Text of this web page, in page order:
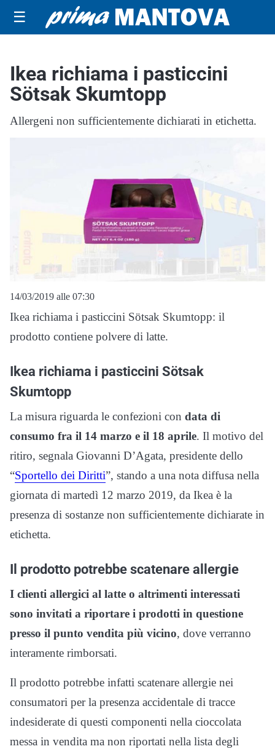
☰
Ikea richiama i pasticcini
Sötsak Skumtopp
Allergeni non sufficientemente dichiarati in etichetta.
14/03/2019 alle 07:30
Ikea richiama i pasticcini Sötsak Skumtopp: il
prodotto contiene polvere di latte.
Ikea richiama i pasticcini Sötsak
Skumtopp
La misura riguarda le confezioni con data di
consumo fra il 14 marzo e il 18 aprile. Il motivo del
ritiro, segnala Giovanni D’Agata, presidente dello
“Sportello dei Diritti”, stando a una nota diffusa nella
giornata di martedì 12 marzo 2019, da Ikea è la
presenza di sostanze non sufficientemente dichiarate in
etichetta.
Il prodotto potrebbe scatenare allergie
I clienti allergici al latte o altrimenti interessati
sono invitati a riportare i prodotti in questione
presso il punto vendita più vicino, dove verranno
interamente rimborsati.
Il prodotto potrebbe infatti scatenare allergie nei
consumatori per la presenza accidentale di tracce
indesiderate di questi componenti nella cioccolata
messa in vendita ma non riportati nella lista degli